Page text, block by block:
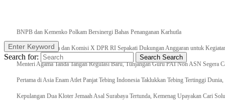
BNPB dan Kemenko Polkam Bersinergi Bahas Penanganan Karhutla
Raker Kemenpora dan Komisi X DPR RI Sepakati Dukungan Anggaran untuk
Menteri Agama Tanda Tangan Regulasi Baru, Tunjangan Guru PAI Non ASN Segera
Pertama di Asia Enam Atlet Panjat Tebing Indonesia Taklukkan Tebing Tertinggi
Kepulangan Dua Kloter Jemaah Asal Surabaya Tertunda, Kemenag Upayakan Cari
Enter Keyword
Search for: Search Search